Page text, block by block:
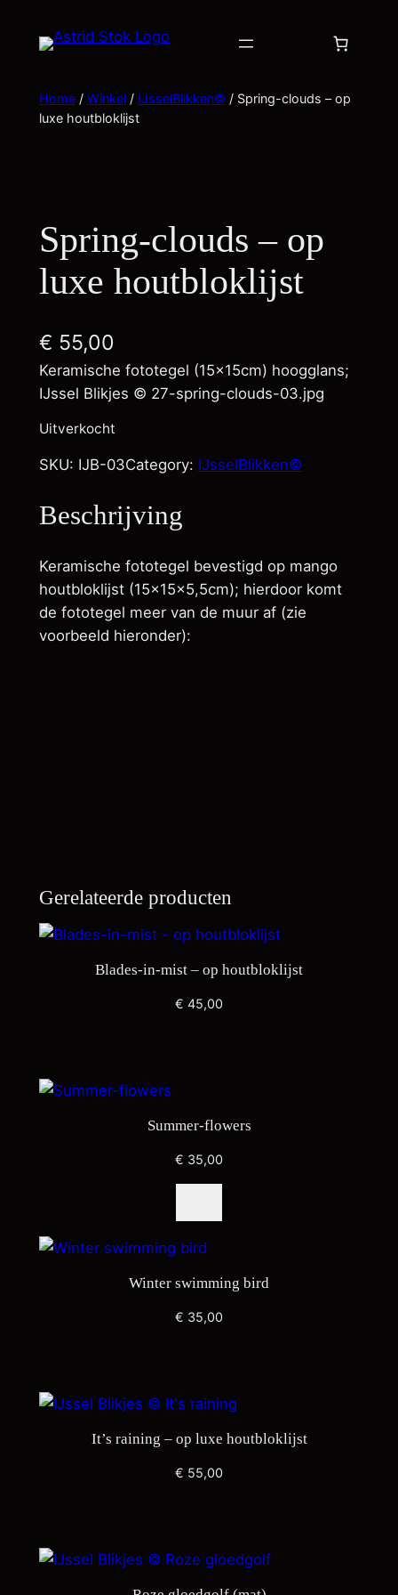
Home/ Winkel/ IJsselBlikken© / Spring-clouds – op
luxe houtbloklijst
Spring-clouds – op
luxe houtbloklijst
€ 55,00
Keramische fototegel (15x15cm) hoogglans;
IJssel Blikjes © 27-spring-clouds-03.jpg
Uitverkocht
SKU: IJB-03Category: IJsselBlikken©
Beschrijving
Keramische fototegel bevestigd op mango
houtbloklijst (15x15x5,5cm); hierdoor komt
de fototegel meer van de muur af (zie
voorbeeld hieronder):
Gerelateerde producten
Blades-in-mist – op houtbloklijst
€ 45,00
Summer-flowers
€ 35,00
Winter swimming bird
€ 35,00
It’s raining – op luxe houtbloklijst
€ 55,00